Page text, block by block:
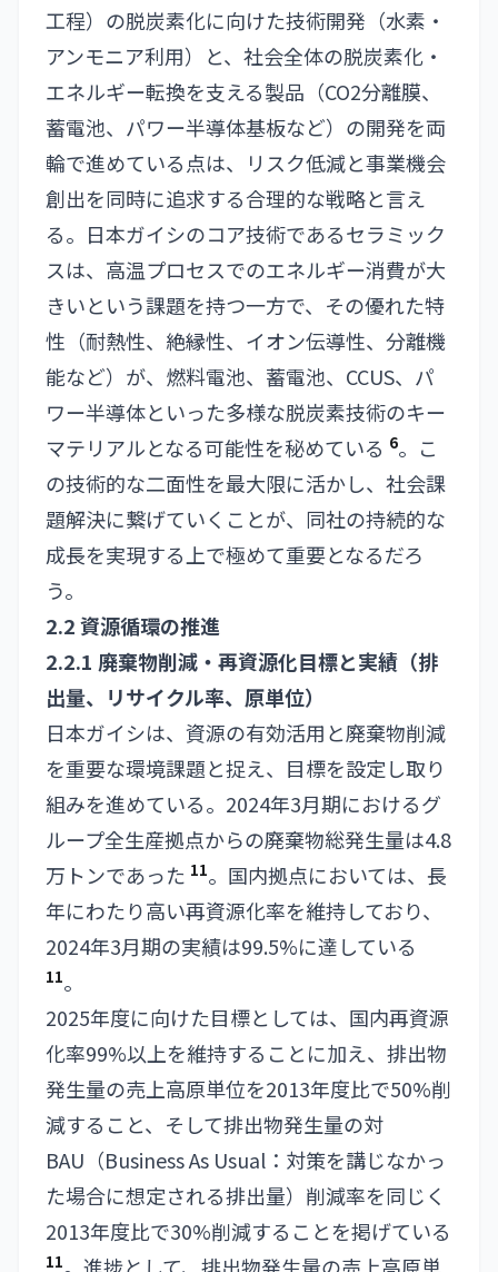
工程）の脱炭素化に向けた技術開発（水素・
アンモニア利用）と、社会全体の脱炭素化・
エネルギー転換を支える製品（CO2分離膜、
蓄電池、パワー半導体基板など）の開発を両
輪で進めている点は、リスク低減と事業機会
創出を同時に追求する合理的な戦略と言え
る。日本ガイシのコア技術であるセラミック
スは、高温プロセスでのエネルギー消費が大
きいという課題を持つ一方で、その優れた特
性（耐熱性、絶縁性、イオン伝導性、分離機
能など）が、燃料電池、蓄電池、CCUS、パ
ワー半導体といった多様な脱炭素技術のキー
マテリアルとなる可能性を秘めている 6。こ
の技術的な二面性を最大限に活かし、社会課
題解決に繋げていくことが、同社の持続的な
成長を実現する上で極めて重要となるだろ
う。
2.2 資源循環の推進
2.2.1 廃棄物削減・再資源化目標と実績（排
出量、リサイクル率、原単位）
日本ガイシは、資源の有効活用と廃棄物削減
を重要な環境課題と捉え、目標を設定し取り
組みを進めている。2024年3月期におけるグ
ループ全生産拠点からの廃棄物総発生量は4.8
万トンであった 11。国内拠点においては、長
年にわたり高い再資源化率を維持しており、
2024年3月期の実績は99.5%に達している
11。
2025年度に向けた目標としては、国内再資源
化率99%以上を維持することに加え、排出物
発生量の売上高原単位を2013年度比で50%削
減すること、そして排出物発生量の対
BAU（Business As Usual：対策を講じなかっ
た場合に想定される排出量）削減率を同じく
2013年度比で30%削減することを掲げている
11